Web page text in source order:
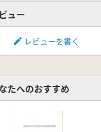
ュー
レビューを書く
たへのおすすめ